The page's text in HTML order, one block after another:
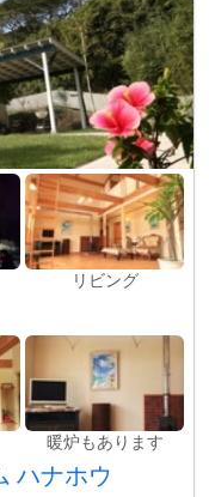
リビング
暖炉もあります
ハナホウ